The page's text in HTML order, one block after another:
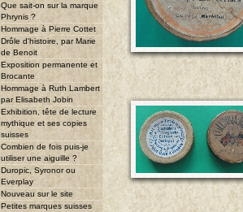
Que sait-on sur la marque
Phrynis ?
Hommage à Pierre Cottet
Drôle d'histoire, par Marie
de Benoit
Exposition permanente et
Brocante
Hommage à Ruth Lambert
par Elisabeth Jobin
Exhibition, tête de lecture
mythique et ses copies
suisses
Combien de fois puis-je
utiliser une aiguille ?
Duropic, Syronor ou
Everplay
Nouveau sur le site
Petites marques suisses